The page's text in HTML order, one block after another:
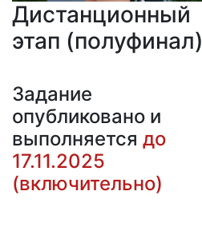
Дистанционный
этап (полуфинал)
Задание
опубликовано и
выполняется до
17.11.2025
(включительно)